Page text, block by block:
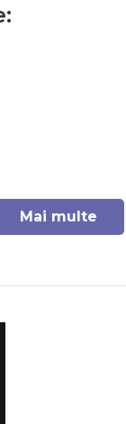
Mai multe